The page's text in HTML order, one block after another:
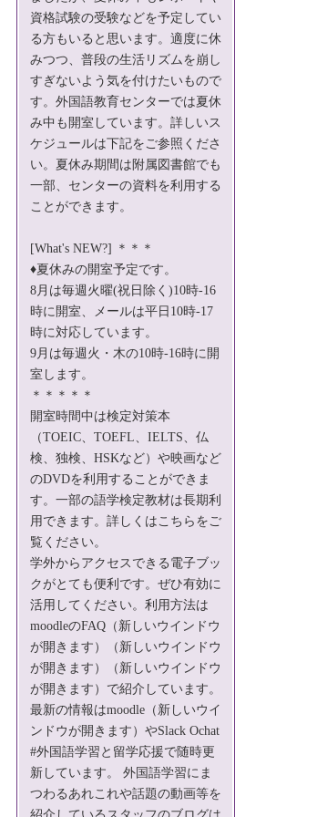
資格試験の受験などを予定してい
る方もいると思います。適度に休
みつつ、普段の生活リズムを崩し
すぎないよう気を付けたいもので
す。外国語教育センターでは夏休
み中も開室しています。詳しいス
ケジュールは下記をご参照くださ
い。夏休み期間は附属図書館でも
一部、センターの資料を利用する
ことができます。
[What's NEW?] ＊＊＊
♦夏休みの開室予定です。
8月は毎週火曜(祝日除く)10時-16
時に開室、メールは平日10時-17
時に対応しています。
9月は毎週火・木の10時-16時に開
室します。
＊＊＊＊＊
開室時間中は検定対策本
（TOEIC、TOEFL、IELTS、仏
検、独検、HSKなど）や映画など
のDVDを利用することができま
す。一部の語学検定教材は長期利
用できます。詳しくはこちらをご
覧ください。
学外からアクセスできる電子ブッ
クがとても便利です。ぜひ有効に
活用してください。利用方法は
moodleのFAQ （新しいウインドウ
が開きます）（新しいウインドウ
が開きます）（新しいウインドウ
が開きます）で紹介しています。
最新の情報はmoodle （新しいウイ
ンドウが開きます）やSlack Ochat
#外国語学習と留学応援で随時更
新しています。 外国語学習にま
つわるあれこれや話題の動画等を